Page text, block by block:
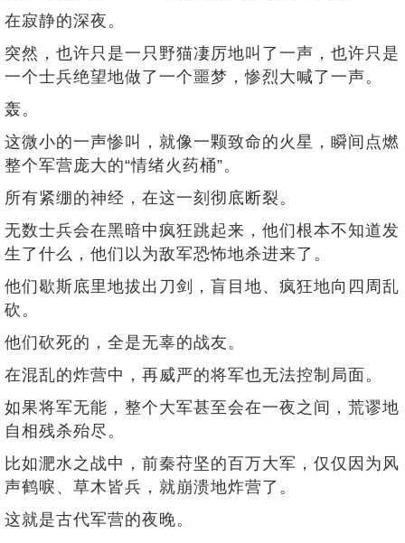
在寂静的深夜。
突然，也许只是一只野猫凄厉地叫了一声，也许只是
一个士兵绝望地做了一个噩梦，惨烈大喊了一声。
轰。
这微小的一声惨叫，就像一颗致命的火星，瞬间点燃
整个军营庞大的“情绪火药桶”。
所有紧绷的神经，在这一刻彻底断裂。
无数士兵会在黑暗中疯狂跳起来，他们根本不知道发
生了什么，他们以为敌军恐怖地杀进来了。
他们歇斯底里地拔出刀剑，盲目地、疯狂地向四周乱
砍。
他们砍死的，全是无辜的战友。
在混乱的炸营中，再威严的将军也无法控制局面。
如果将军无能，整个大军甚至会在一夜之间，荒谬地
自相残杀殆尽。
比如淝水之战中，前秦苻坚的百万大军，仅仅因为风
声鹤唳、草木皆兵，就崩溃地炸营了。
这就是古代军营的夜晚。